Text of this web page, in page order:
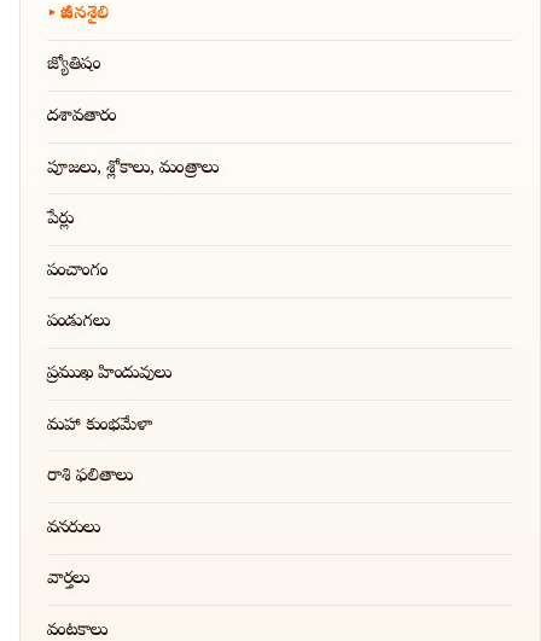
జీవనశైలి
జ్యోతిషం
దశావతారం
పూజలు, శ్లోకాలు, మంత్రాలు
పేర్లు
పంచాంగం
పండుగలు
ప్రముఖ హిందువులు
మహా కుంభమేళా
రాశి ఫలితాలు
వనరులు
వార్తలు
వంటకాలు